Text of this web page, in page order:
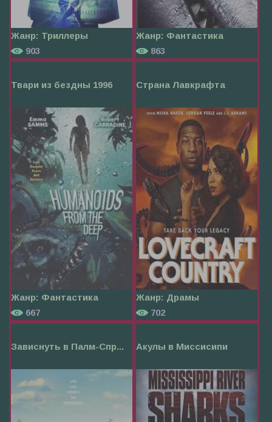
Жанр: Триллеры
903
Жанр: Фантастика
863
Твари из бездны 1996
Жанр: Фантастика
667
Страна Лавкрафта
Жанр: Драмы
702
Зависнуть в Палм-Спр... Акулы в Миссисипи